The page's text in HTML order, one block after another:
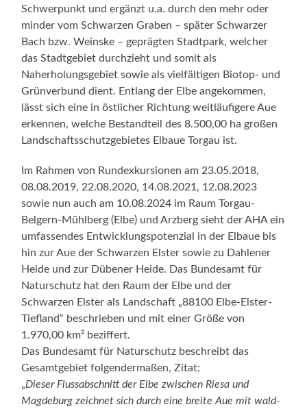
Schwerpunkt und ergänzt u.a. durch den mehr oder
minder vom Schwarzen Graben – später Schwarzer
Bach bzw. Weinske – geprägten Stadtpark, welcher
das Stadtgebiet durchzieht und somit als
Naherholungsgebiet sowie als vielfältigen Biotop- und
Grünverbund dient. Entlang der Elbe angekommen,
lässt sich eine in östlicher Richtung weitläufigere Aue
erkennen, welche Bestandteil des 8.500,00 ha großen
Landschaftsschutzgebietes Elbaue Torgau ist.
Im Rahmen von Rundexkursionen am 23.05.2018,
08.08.2019, 22.08.2020, 14.08.2021, 12.08.2023
sowie nun auch am 10.08.2024 im Raum Torgau-
Belgern-Mühlberg (Elbe) und Arzberg sieht der AHA ein
umfassendes Entwicklungspotenzial in der Elbaue bis
hin zur Aue der Schwarzen Elster sowie zu Dahlener
Heide und zur Dübener Heide. Das Bundesamt für
Naturschutz hat den Raum der Elbe und der
Schwarzen Elster als Landschaft „88100 Elbe-Elster-
Tiefland“ beschrieben und mit einer Größe von
1.970,00 km² beziffert.
Das Bundesamt für Naturschutz beschreibt das
Gesamtgebiet folgendermaßen, Zitat:
„Dieser Flussabschnitt der Elbe zwischen Riesa und
Magdeburg zeichnet sich durch eine breite Aue mit wald-